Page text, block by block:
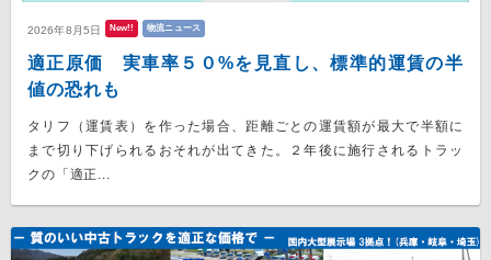
2026年8月5日 New!! 物流ニュース
適正原価 実車率５０%を見直し、標準的運賃の半
値の恐れも
タリフ（運賃表）を作った場合、距離ごとの運賃額が最大で半額に
まで切り下げられるおそれが出てきた。２年後に施行されるトラッ
クの「適正...